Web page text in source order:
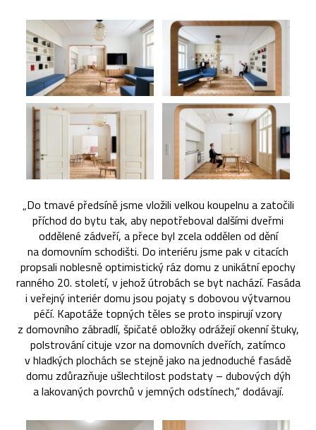
„Do tmavé předsíně jsme vložili velkou koupelnu a zatočili
příchod do bytu tak, aby nepotřeboval dalšími dveřmi
oddělené zádveří, a přece byl zcela oddělen od dění
na domovním schodišti. Do interiéru jsme pak v citacích
propsali noblesně optimistický ráz domu z unikátní epochy
ranného 20. století, v jehož útrobách se byt nachází. Fasáda
i veřejný interiér domu jsou pojaty s dobovou výtvarnou
péčí. Kapotáže topných těles se proto inspirují vzory
z domovního zábradlí, špičaté obložky odrážejí okenní štuky,
polstrování cituje vzor na domovních dveřích, zatímco
v hladkých plochách se stejně jako na jednoduché fasádě
domu zdůrazňuje ušlechtilost podstaty – dubových dýh
a lakovaných povrchů v jemných odstínech,“ dodávají.